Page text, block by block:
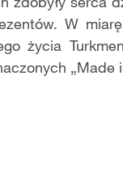
ów. W miarę
życia
„Made